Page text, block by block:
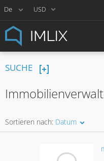
USD
SUCHE
Sortieren nach: Datum